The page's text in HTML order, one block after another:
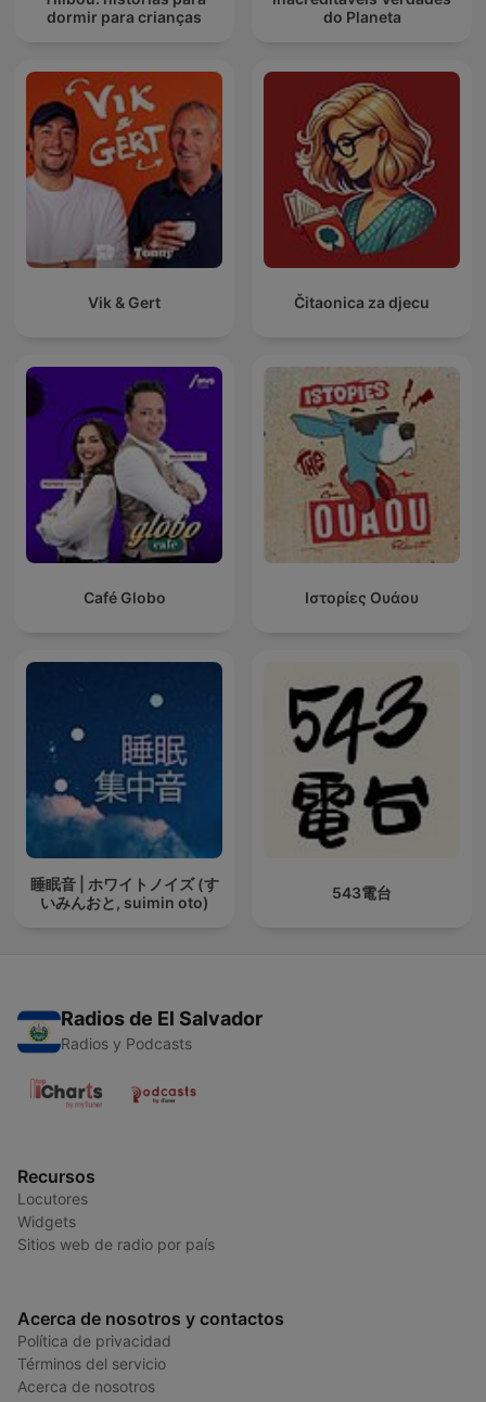
dormir para crianças
do Planeta
Vik & Gert Čitaonica za djecu
Café Globo Ιστορίες Ουάου
睡眠音 | ホワイトノイズ (す
いみんおと, suimin oto)
543電台
Radios de El Salvador
Radios y Podcasts
Recursos
Locutores
Widgets
Sitios web de radio por país
Acerca de nosotros y contactos
Política de privacidad
Términos del servicio
Acerca de nosotros